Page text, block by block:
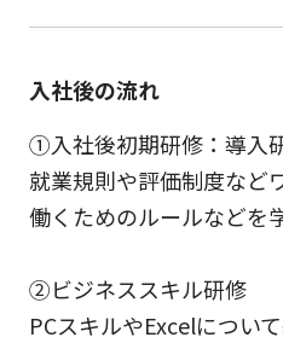
入社後の流れ
①入社後初期研修：導入
就業規則や評価制度など
働くためのルールなどを
②ビジネススキル研修
PCスキルやExcelについ